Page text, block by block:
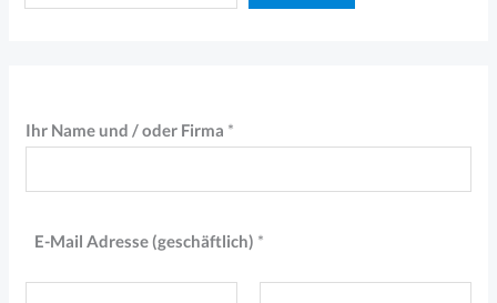
Ihr Name und / oder Firma *
E-Mail Adresse (geschäftlich) *